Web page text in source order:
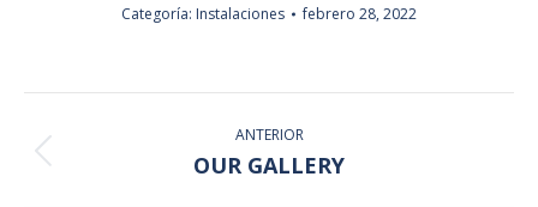
Categoría: Instalaciones febrero 28, 2022
NAVEGACIÓN
ENTRE
ANTERIOR
Álbum
OUR GALLERY